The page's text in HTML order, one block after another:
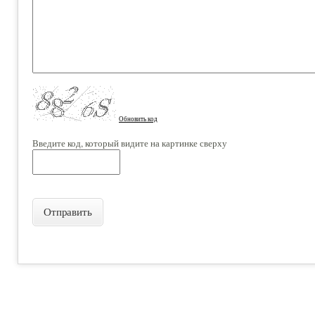
Обновить код
Введите код, который видите на картинке сверху
Отправить